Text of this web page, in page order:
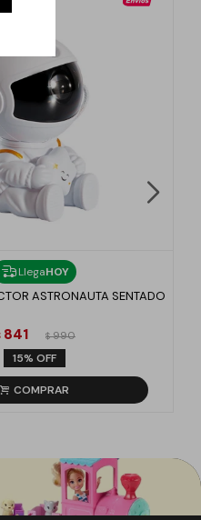
LlegaHOY
ASTRONAUTA SENTADO
841 $ 990
15